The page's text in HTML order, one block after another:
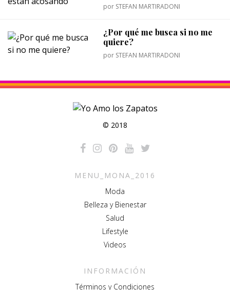
por STEFAN MARTIRADONI
¿Por qué me busca si no me
quiere?
por STEFAN MARTIRADONI
© 2018
MENU_MONA_2016
Moda
Belleza y Bienestar
Salud
Lifestyle
Videos
INFORMACIÓN
Términos y Condiciones